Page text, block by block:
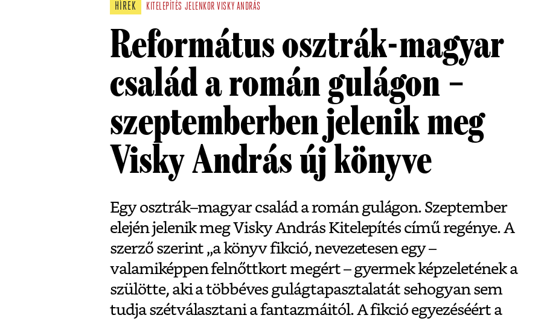
HÍREK KITELEPÍTÉS JELENKOR VISKY ANDRÁS
Református osztrák-magyar
család a román gulágon –
szeptemberben jelenik meg
Visky András új könyve
Egy osztrák–magyar család a román gulágon. Szeptember
elején jelenik meg Visky András Kitelepítés című regénye. A
szerző szerint „a könyv fikció, nevezetesen egy –
valamiképpen felnőttkort megért – gyermek képzeletének a
szülötte, aki a többéves gulágtapasztalatát sehogyan sem
tudja szétválasztani a fantazmáitól. A fikció egyezéséért a